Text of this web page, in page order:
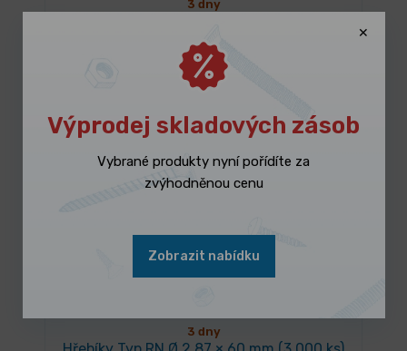
3 dny
3 dny
Výprodej skladových zásob
Vybrané produkty nyní pořídíte za
zvýhodněnou cenu
Zobrazit nabídku